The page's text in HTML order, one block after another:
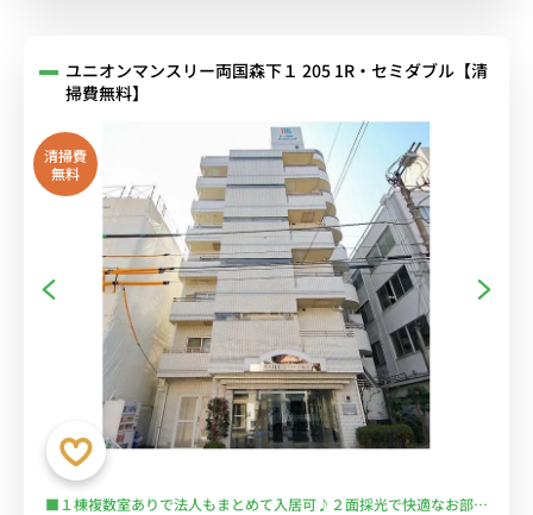
ユニオンマンスリー両国森下１ 205 1R・セミダブル【清
掃費無料】
清掃費
無料
■１棟複数室ありで法人もまとめて入居可♪２面採光で快適なお部屋